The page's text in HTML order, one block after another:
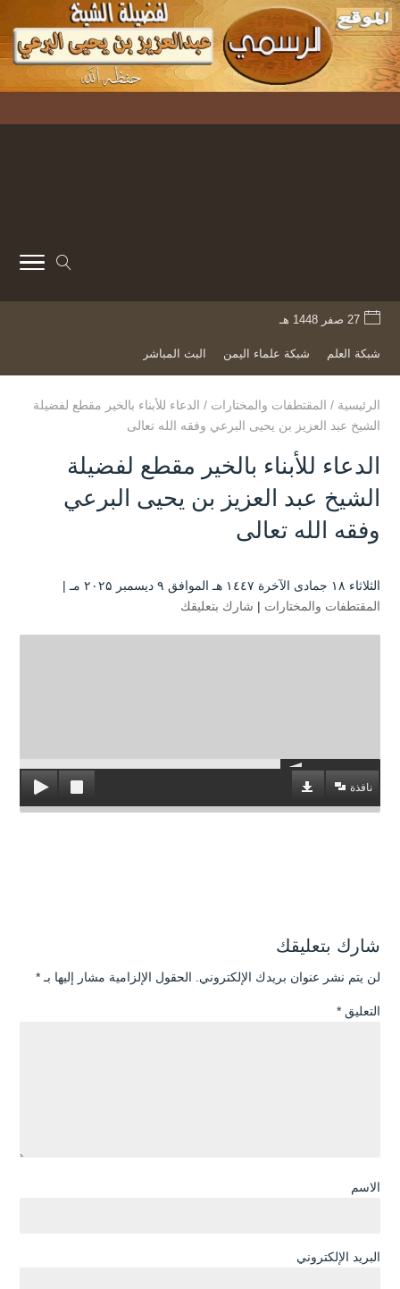
27 صفر 1448 هـ
شبكة العلم شبكة علماء اليمن البث المباشر
الرئيسية / المقتطفات والمختارات / الدعاء للأبناء بالخير مقطع لفضيلة
الشيخ عبد العزيز بن يحيى البرعي وفقه الله تعالى
الدعاء للأبناء بالخير مقطع لفضيلة
الشيخ عبد العزيز بن يحيى البرعي
وفقه الله تعالى
الثلاثاء ۱۸ جمادى الآخرة ۱٤٤۷ هـ الموافق ۹ ديسمبر ۲۰۲۵ مـ |
المقتطفات والمختارات | شارك بتعليقك
نافذة
شارك بتعليقك
لن يتم نشر عنوان بريدك الإلكتروني. الحقول الإلزامية مشار إليها بـ *
التعليق *
الاسم
البريد الإلكتروني